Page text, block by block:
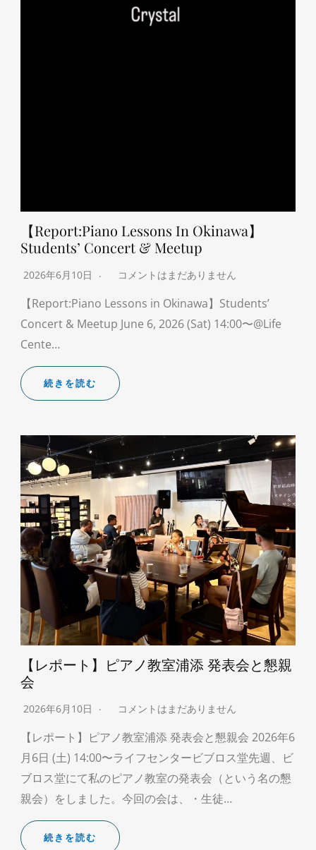
【Report:Piano Lessons In Okinawa】
Students’ Concert & Meetup
2026年6月10日 コメントはまだありません
【Report:Piano Lessons in Okinawa】Students’
Concert & Meetup June 6, 2026 (Sat) 14:00〜@Life
Cente…
続きを読む
【レポート】ピアノ教室浦添 発表会と懇親
会
2026年6月10日 コメントはまだありません
【レポート】ピアノ教室浦添 発表会と懇親会 2026年6
月6日 (土) 14:00〜ライフセンタービブロス堂先週、ビ
ブロス堂にて私のピアノ教室の発表会（という名の懇
親会）をしました。今回の会は、・生徒…
続きを読む